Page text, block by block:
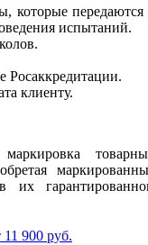
которые передаются
испытаний.
Росаккредитации.
клиенту.
их
11 900 руб.